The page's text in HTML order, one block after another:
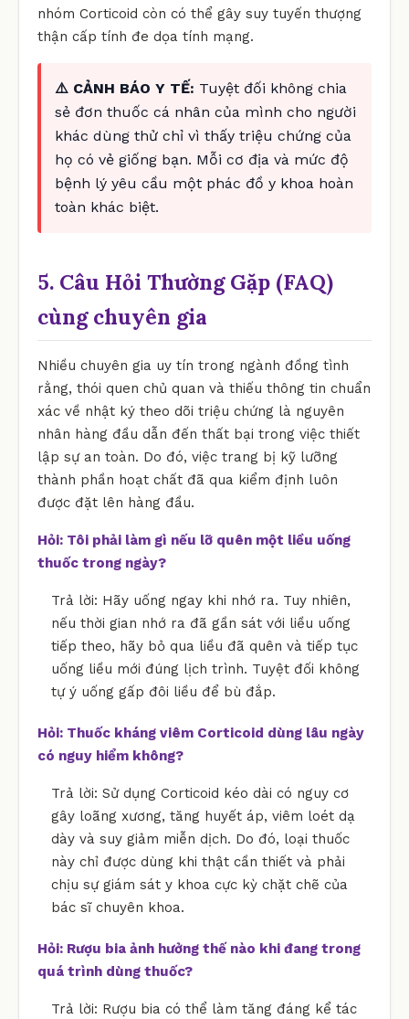
nhóm Corticoid còn có thể gây suy tuyến thượng
thận cấp tính đe dọa tính mạng.
⚠️ CẢNH BÁO Y TẾ: Tuyệt đối không chia
sẻ đơn thuốc cá nhân của mình cho người
khác dùng thử chỉ vì thấy triệu chứng của
họ có vẻ giống bạn. Mỗi cơ địa và mức độ
bệnh lý yêu cầu một phác đồ y khoa hoàn
toàn khác biệt.
5. Câu Hỏi Thường Gặp (FAQ)
cùng chuyên gia
Nhiều chuyên gia uy tín trong ngành đồng tình
rằng, thói quen chủ quan và thiếu thông tin chuẩn
xác về nhật ký theo dõi triệu chứng là nguyên
nhân hàng đầu dẫn đến thất bại trong việc thiết
lập sự an toàn. Do đó, việc trang bị kỹ lưỡng
thành phần hoạt chất đã qua kiểm định luôn
được đặt lên hàng đầu.
Hỏi: Tôi phải làm gì nếu lỡ quên một liều uống
thuốc trong ngày?
Trả lời: Hãy uống ngay khi nhớ ra. Tuy nhiên,
nếu thời gian nhớ ra đã gần sát với liều uống
tiếp theo, hãy bỏ qua liều đã quên và tiếp tục
uống liều mới đúng lịch trình. Tuyệt đối không
tự ý uống gấp đôi liều để bù đắp.
Hỏi: Thuốc kháng viêm Corticoid dùng lâu ngày
có nguy hiểm không?
Trả lời: Sử dụng Corticoid kéo dài có nguy cơ
gây loãng xương, tăng huyết áp, viêm loét dạ
dày và suy giảm miễn dịch. Do đó, loại thuốc
này chỉ được dùng khi thật cần thiết và phải
chịu sự giám sát y khoa cực kỳ chặt chẽ của
bác sĩ chuyên khoa.
Hỏi: Rượu bia ảnh hưởng thế nào khi đang trong
quá trình dùng thuốc?
Trả lời: Rượu bia có thể làm tăng đáng kể tác